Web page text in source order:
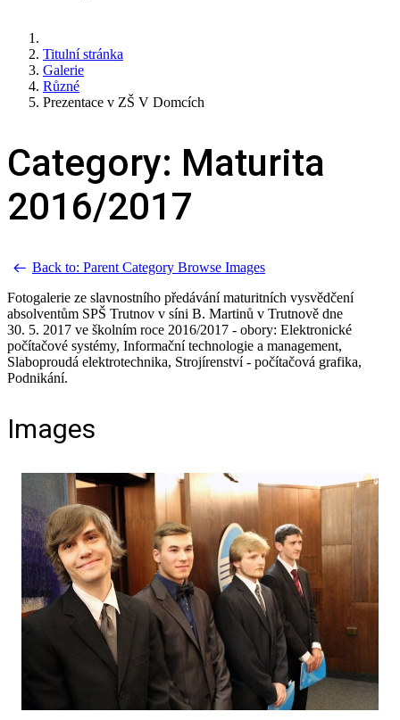
Titulní stránka
Galerie
Různé
Prezentace v ZŠ V Domcích
Category: Maturita
2016/2017
Back to: Parent Category Browse Images
Fotogalerie ze slavnostního předávání maturitních vysvědčení
absolventům SPŠ Trutnov v síni B. Martinů v Trutnově dne
30. 5. 2017 ve školním roce 2016/2017 - obory: Elektronické
počítačové systémy, Informační technologie a management,
Slaboproudá elektrotechnika, Strojírenství - počítačová grafika,
Podnikání.
Images